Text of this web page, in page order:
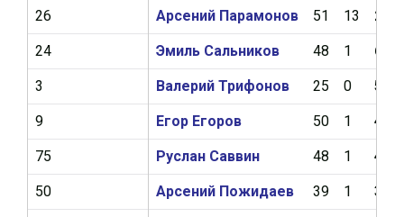
Арсений Парамонов 51 13 20
Эмиль Сальников 48 1 6
Валерий Трифонов 25 0 5
Егор Егоров 50 1 4
Руслан Саввин 48 1 4
Арсений Пожидаев 39 1 3
26
24
3
9
75
50